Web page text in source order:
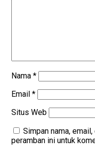
Nama *
Email *
Situs Web
Simpan nama,
peramban ini untuk